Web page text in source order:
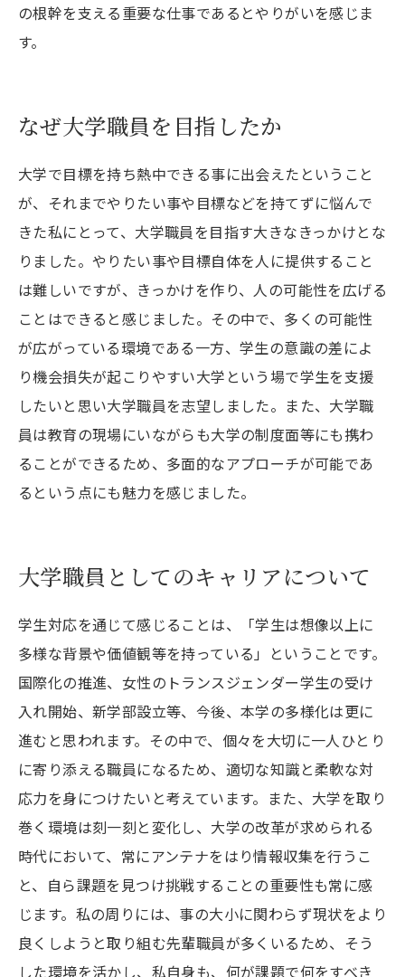
の根幹を支える重要な仕事であるとやりがいを感じま
す。
なぜ大学職員を目指したか
大学で目標を持ち熱中できる事に出会えたということ
が、それまでやりたい事や目標などを持てずに悩んで
きた私にとって、大学職員を目指す大きなきっかけとな
りました。やりたい事や目標自体を人に提供すること
は難しいですが、きっかけを作り、人の可能性を広げる
ことはできると感じました。その中で、多くの可能性
が広がっている環境である一方、学生の意識の差によ
り機会損失が起こりやすい大学という場で学生を支援
したいと思い大学職員を志望しました。また、大学職
員は教育の現場にいながらも大学の制度面等にも携わ
ることができるため、多面的なアプローチが可能であ
るという点にも魅力を感じました。
大学職員としてのキャリアについて
学生対応を通じて感じることは、「学生は想像以上に
多様な背景や価値観等を持っている」ということです。
国際化の推進、女性のトランスジェンダー学生の受け
入れ開始、新学部設立等、今後、本学の多様化は更に
進むと思われます。その中で、個々を大切に一人ひとり
に寄り添える職員になるため、適切な知識と柔軟な対
応力を身につけたいと考えています。また、大学を取り
巻く環境は刻一刻と変化し、大学の改革が求められる
時代において、常にアンテナをはり情報収集を行うこ
と、自ら課題を見つけ挑戦することの重要性も常に感
じます。私の周りには、事の大小に関わらず現状をより
良くしようと取り組む先輩職員が多くいるため、そう
した環境を活かし、私自身も、何が課題で何をすべき